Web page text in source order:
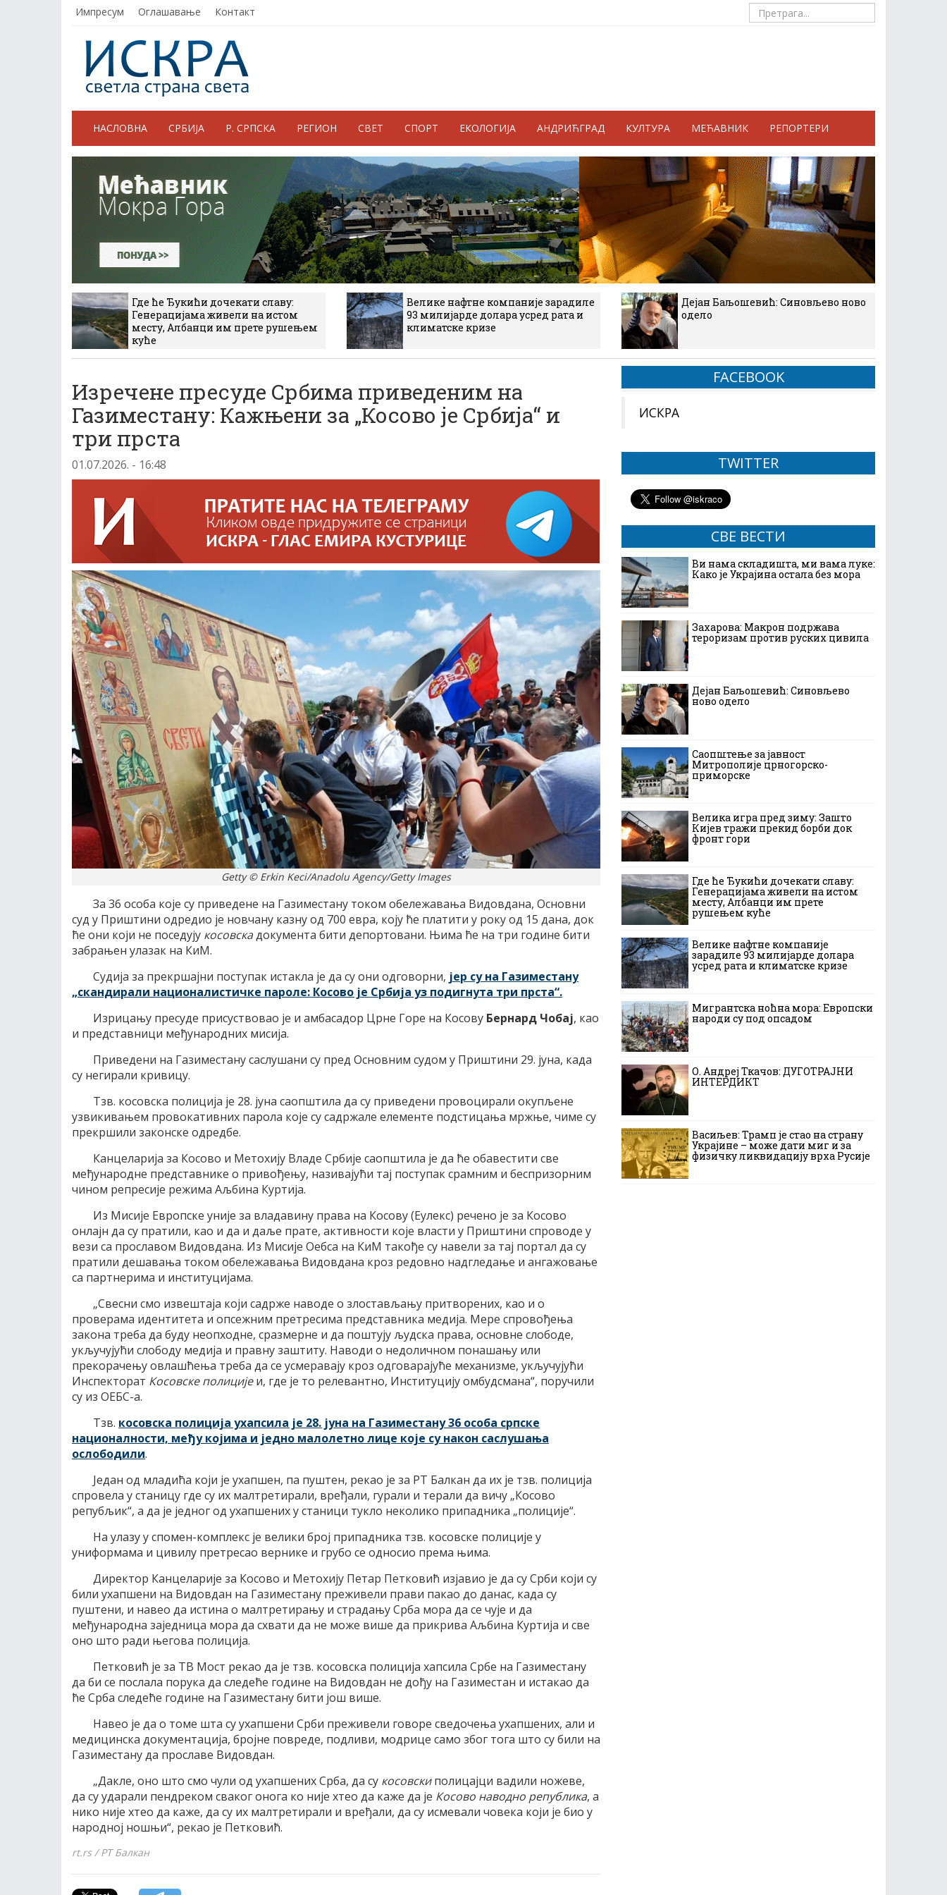
Импресум Оглашавање Контакт
НАСЛОВНА СРБИЈА Р. СРПСКА РЕГИОН СВЕТ СПОРТ ЕКОЛОГИЈА АНДРИЋГРАД КУЛТУРА МЕЋАВНИК РЕПОРТЕРИ
Где ће Ђукићи дочекати славу:
Генерацијама живели на истом
месту, Албанци им прете рушењем
куће
Велике нафтне компаније зарадиле
93 милијарде долара усред рата и
климатске кризе
Дејан Баљошевић: Синовљево ново
одело
Изречене пресуде Србима приведеним на
Газиместану: Кажњени за „Косово је Србија“ и
три прста
01.07.2026. - 16:48
Getty © Erkin Keci/Anadolu Agency/Getty Images
За 36 особа које су приведене на Газиместану током обележавања Видовдана, Основни
суд у Приштини одредио је новчану казну од 700 евра, коју ће платити у року од 15 дана, док
ће они који не поседују косовскадокумента бити депортовани. Њима ће на три године бити
забрањен улазак на КиМ.
Судија за прекршајни поступак истакла је да су они одговорни, јер су на Газиместану
„скандирали националистичке пароле: Косово је Србија уз подигнута три прста“.
Изрицању пресуде присуствовао је и амбасадор Црне Горе на Косову Бернард Чобај, као
и представници међународних мисија.
Приведени на Газиместану саслушани су пред Основним судом у Приштини 29. јуна, када
су негирали кривицу.
Тзв. косовска полиција је 28. јуна саопштила да су приведени провоцирали окупљене
узвикивањем провокативних парола које су садржале елементе подстицања мржње, чиме су
прекршили законске одредбе.
Канцеларија за Косово и Метохију Владе Србије саопштила је да ће обавестити све
међународне представнике о привођењу, називајући тај поступак срамним и беспризорним
чином репресије режима Аљбина Куртија.
Из Мисије Европске уније за владавину права на Косову (Еулекс) речено је за Косово
онлајн да су пратили, као и да и даље прате, активности које власти у Приштини спроводе у
вези са прославом Видовдана. Из Мисије Оебса на КиМ такође су навели за тај портал да су
пратили дешавања током обележавања Видовдана кроз редовно надгледање и ангажовање
са партнерима и институцијама.
„Свесни смо извештаја који садрже наводе о злостављању притворених, као и о
проверама идентитета и опсежним претресима представника медија. Мере спровођења
закона треба да буду неопходне, сразмерне и да поштују људска права, основне слободе,
укључујући слободу медија и правну заштиту. Наводи о недоличном понашању или
прекорачењу овлашћења треба да се усмеравају кроз одговарајуће механизме, укључујући
Инспекторат Косовске полицијеи, где је то релевантно, Институцију омбудсмана“, поручили
су из ОЕБС-а.
Тзв. косовска полиција ухапсила је 28. јуна на Газиместану 36 особа српске
националности, међу којима и једно малолетно лице које су након саслушања
ослободили.
Један од младића који је ухапшен, па пуштен, рекао је за РТ Балкан да их је тзв. полиција
спровела у станицу где су их малтретирали, вређали, гурали и терали да вичу „Косово
репубљик“, а да је једног од ухапшених у станици тукло неколико припадника „полиције“.
На улазу у спомен-комплекс је велики број припадника тзв. косовске полиције у
униформама и цивилу претресао вернике и грубо се односио према њима.
Директор Канцеларије за Косово и Метохију Петар Петковић изјавио је да су Срби који су
били ухапшени на Видовдан на Газиместану преживели прави пакао до данас, када су
пуштени, и навео да истина о малтретирању и страдању Срба мора да се чује и да
међународна заједница мора да схвати да не може више да прикрива Аљбина Куртија и све
оно што ради његова полиција.
Петковић је за ТВ Мост рекао да је тзв. косовска полиција хапсила Србе на Газиместану
да би се послала порука да следеће године на Видовдан не дођу на Газиместан и истакао да
ће Срба следеће године на Газиместану бити још више.
Навео је да о томе шта су ухапшени Срби преживели говоре сведочења ухапшених, али и
медицинска документација, бројне повреде, подливи, модрице само због тога што су били на
Газиместану да прославе Видовдан.
„Дакле, оно што смо чули од ухапшених Срба, да су косовскиполицајци вадили ножеве,
да су ударали пендреком сваког онога ко није хтео да каже да је Косово наводно република, а
нико није хтео да каже, да су их малтретирали и вређали, да су исмевали човека који је био у
народној ношњи“, рекао је Петковић.
rt.rs / РТ Балкан
FACEBOOK
ИСКРА
TWITTER
СВЕ ВЕСТИ
Ви нама складишта, ми вама луке:
Како је Украјина остала без мора
Захарова: Макрон подржава
тероризам против руских цивила
Дејан Баљошевић: Синовљево
ново одело
Саопштење за јавност
Митрополије црногорско-
приморске
Велика игра пред зиму: Зашто
Кијев тражи прекид борби док
фронт гори
Где ће Ђукићи дочекати славу:
Генерацијама живели на истом
месту, Албанци им прете
рушењем куће
Велике нафтне компаније
зарадиле 93 милијарде долара
усред рата и климатске кризе
Мигрантска ноћна мора: Европски
народи су под опсадом
О. Андреј Ткачов: ДУГОТРАЈНИ
ИНТЕРДИКТ
Васиљев: Трамп је стао на страну
Украјине – може дати миг и за
физичку ликвидацију врха Русије